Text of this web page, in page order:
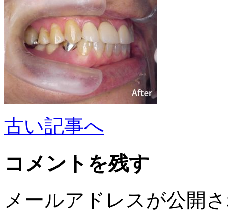
古い記事へ
コメントを残す
メールアドレスが公開